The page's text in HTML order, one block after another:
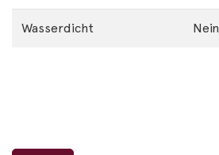
Wasserdicht Nein